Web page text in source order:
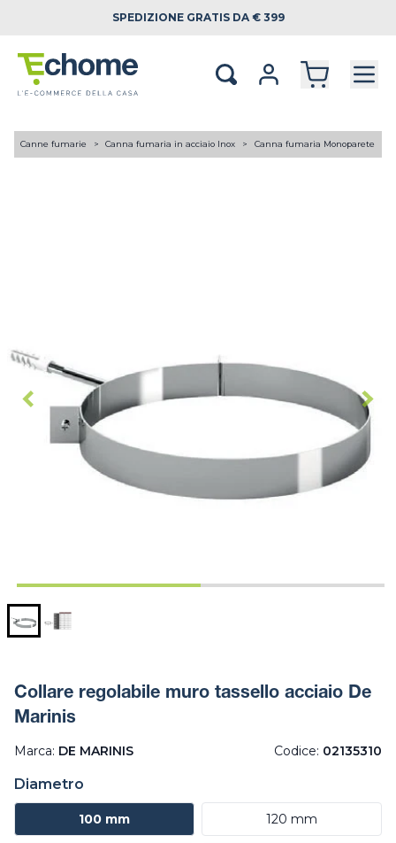
SPEDIZIONE GRATIS DA € 399
Canne fumarie Canna fumaria in acciaio Inox Canna fumaria Monoparete
Collare regolabile muro tassello acciaio De
Marinis
Marca: DE MARINIS Codice: 02135310
Diametro
100 mm 120 mm